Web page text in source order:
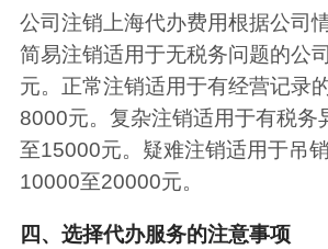
公司注销上海代办费用根据公司
简易注销适用于无税务问题的公
元。正常注销适用于有经营记录
8000元。复杂注销适用于有税务
至15000元。疑难注销适用于吊
10000至20000元。
四、选择代办服务的注意事项